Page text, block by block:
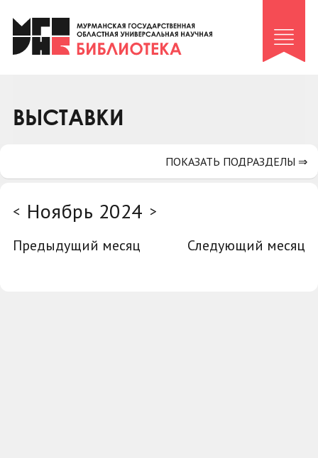
Клуб «Гиря и сельдерей»
Клуб «Семейный архив»
Коллегам
ВЫСТАВКИ
< Ноябрь 2024 >
Предыдущий месяц
Следующий месяц
ПОКАЗАТЬ ПОДРАЗДЕЛЫ ⇒